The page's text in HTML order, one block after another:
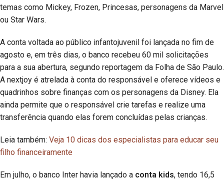
temas como Mickey, Frozen, Princesas, personagens da Marvel
ou Star Wars.
A conta voltada ao público infantojuvenil foi lançada no fim de
agosto e, em três dias, o banco recebeu 60 mil solicitações
para a sua abertura, segundo reportagem da Folha de São Paulo.
A nextjoy é atrelada à conta do responsável e oferece vídeos e
quadrinhos sobre finanças com os personagens da Disney. Ela
ainda permite que o responsável crie tarefas e realize uma
transferência quando elas forem concluídas pelas crianças.
Leia também: Veja 10 dicas dos especialistas para educar seu
filho financeiramente
Em julho, o banco Inter havia lançado a conta kids, tendo 16,5